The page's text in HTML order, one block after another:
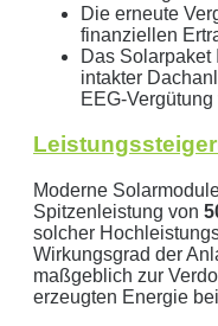
REGIONAL.
NORDDEUTSCH.
Sie erhalten einen
Getreu
behandeln wir Ihr
Tugenden.
Aus der Region, für
nur mit regionalen
Kunden in Schleswig-
Die erneute
finanziellen
Das Solarpaket
intakter
EEG-
Moderne
Spitzenleistung von
solcher
Wirkungsgrad der
maßgeblich zur
erzeugten Energie